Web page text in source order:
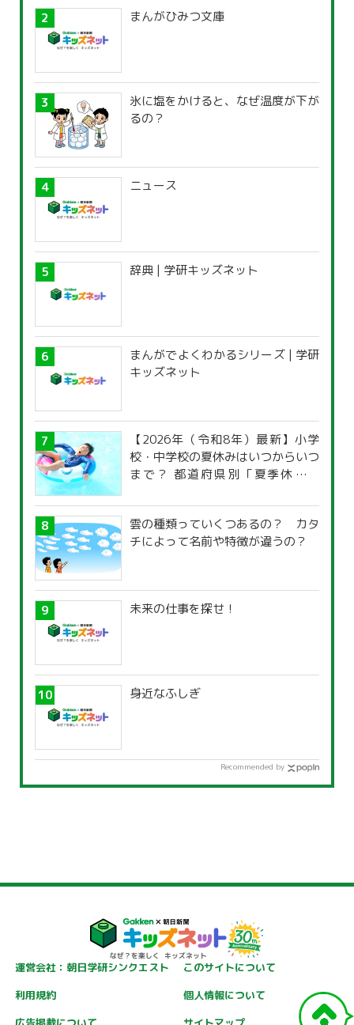
まんがひみつ文庫
氷に塩をかけると、なぜ温度が下が
るの？
ニュース
辞典 | 学研キッズネット
まんがでよくわかるシリーズ | 学研
キッズネット
【2026年（令和8年）最新】小学
校・中学校の夏休みはいつからいつ
まで？ 都道府県別「夏季休暇一
雲の種類っていくつあるの？ カタ
チによって名前や特徴が違うの？
未来の仕事を探せ！
身近なふしぎ
Recommended by
運営会社：朝日学研シンクエスト
このサイトについて
利用規約
個人情報について